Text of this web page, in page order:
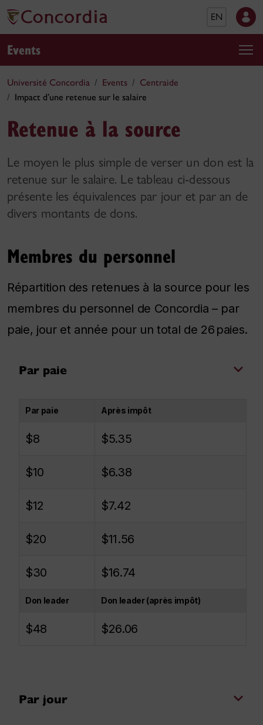
EN
Events
Université Concordia Events
Centraide
Impact d’une retenue sur le salaire
Retenue à la source
Le moyen le plus simple de verser un don est la
retenue sur le salaire. Le tableau ci-dessous
présente les équivalences par jour et par an de
divers montants de dons.
Membres du personnel
Répartition des retenues à la source pour les
membres du personnel de Concordia – par
paie, jour et année pour un total de 26 paies.
Par paie
Par paie Après impôt
$8 $5.35
$10 $6.38
$12 $7.42
$20 $11.56
$30 $16.74
Don leader Don leader (après impôt)
$48 $26.06
Par jour